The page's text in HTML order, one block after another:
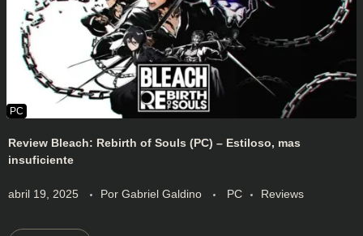
Review Bleach: Rebirth of Souls (PC) – Estiloso, mas
insuficiente
abril 19, 2025 Por Gabriel Galdino PC Reviews